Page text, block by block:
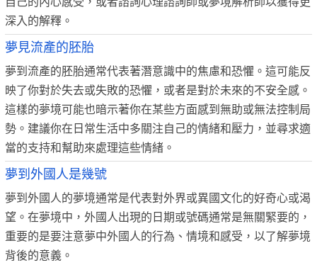
深入的解釋。
夢見流產的胚胎
夢到流產的胚胎通常代表著潛意識中的焦慮和恐懼。這可能反
映了你對於失去或失敗的恐懼，或者是對於未來的不安全感。
這樣的夢境可能也暗示著你在某些方面感到無助或無法控制局
勢。建議你在日常生活中多關注自己的情緒和壓力，並尋求適
當的支持和幫助來處理這些情緒。
夢到外國人是幾號
夢到外國人的夢境通常是代表對外界或異國文化的好奇心或渴
望。在夢境中，外國人出現的日期或號碼通常是無關緊要的，
重要的是要注意夢中外國人的行為、情境和感受，以了解夢境
背後的意義。